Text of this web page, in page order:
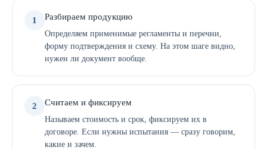
1 Разбираем продукцию
Определяем применимые регламенты и перечни,
форму подтверждения и схему. На этом шаге видно,
нужен ли документ вообще.
2 Считаем и фиксируем
Называем стоимость и срок, фиксируем их в
договоре. Если нужны испытания — сразу говорим,
какие и зачем.